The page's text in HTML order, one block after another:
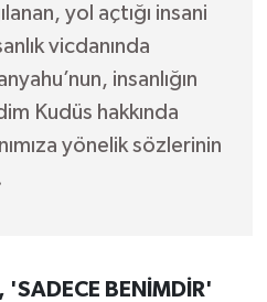
yol açtığı insani
vicdanında
insanlığın
Kudüs hakkında
yönelik sözlerinin
'SADECE BENİMDİR'